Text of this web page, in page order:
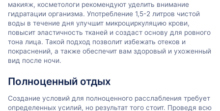
макияж, косметологи рекомендуют уделить внимание
гидратации организма. Употребление 1,5-2 литров чистой
воды в течение дня улучшит микроциркуляцию крови,
повысит эластичность тканей и создаст основу для ровного
тона лица. Такой подход позволит избежать отеков и
покраснений, а также обеспечит вам здоровый и ухоженный
вид после ночи.
Полноценный отдых
Создание условий для полноценного расслабления требует
определенных усилий, но результат того стоит. Проведя всю